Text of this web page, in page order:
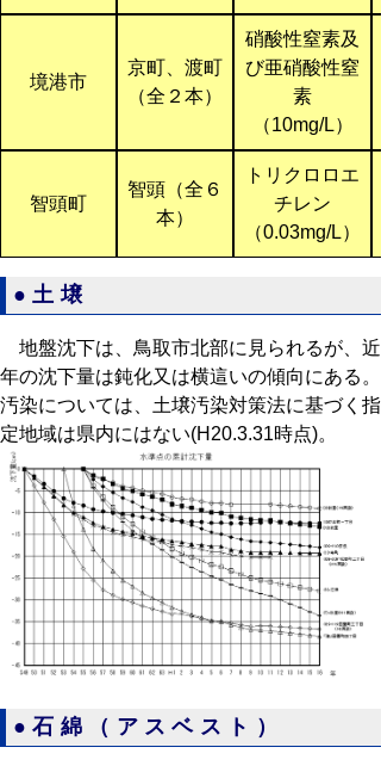
境港市
京町、渡町
（全２本）
硝酸性窒素及
び亜硝酸性窒
素
（10mg/L）
智頭町
智頭（全６
本）
トリクロロエ
チレン
（0.03mg/L）
●土壌
地盤沈下は、鳥取市北部に見られるが、近
年の沈下量は鈍化又は横這いの傾向にある。
汚染については、土壌汚染対策法に基づく指
定地域は県内にはない(H20.3.31時点)。
●石綿（アスベスト）